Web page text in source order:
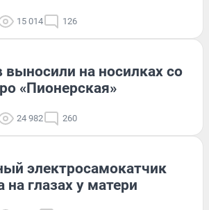
15 014 126
на носилках со
«Пионерская»
24 982 260
электросамокатчик
на глазах у матери